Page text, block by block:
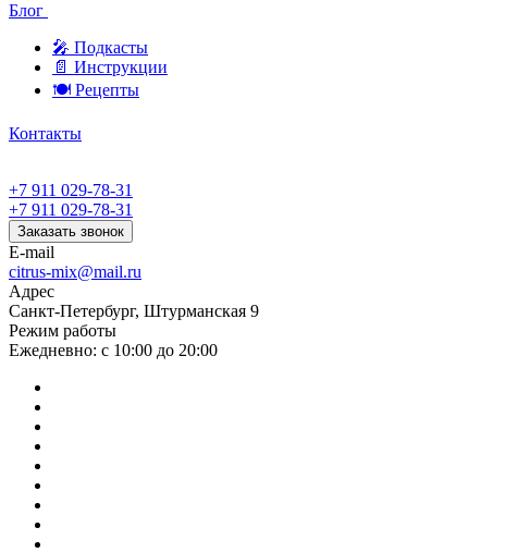
Блог
🎤︎︎ Подкасты
📄 Инструкции
🍽 Рецепты
Контакты
+7 911 029-78-31
+7 911 029-78-31
Заказать звонок
E-mail
citrus-mix@mail.ru
Адрес
Санкт-Петербург, Штурманская 9
Режим работы
Ежедневно: с 10:00 до 20:00